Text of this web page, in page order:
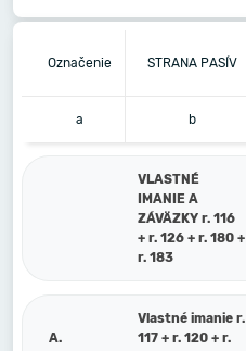
Označenie STRANA PASÍV
a b
VLASTNÉ
IMANIE A
ZÁVÄZKY r. 116
+ r. 126 + r. 180 +
r. 183
A.
Vlastné imanie r.
117 + r. 120 + r.